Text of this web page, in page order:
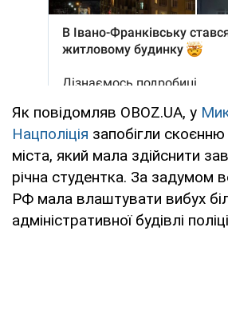
Як повідомляв OBOZ.UA, у
Нацполіція запобігли
міста, який мала здійснити
річна студентка. За задумом
РФ мала влаштувати вибух
адміністративної будівлі